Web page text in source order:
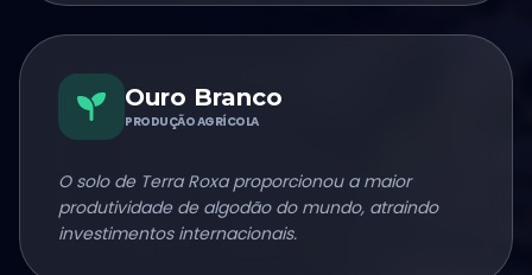
Ouro Branco
PRODUÇÃO AGRÍCOLA
O solo de Terra Roxa proporcionou a maior
produtividade de algodão do mundo, atraindo
investimentos internacionais.